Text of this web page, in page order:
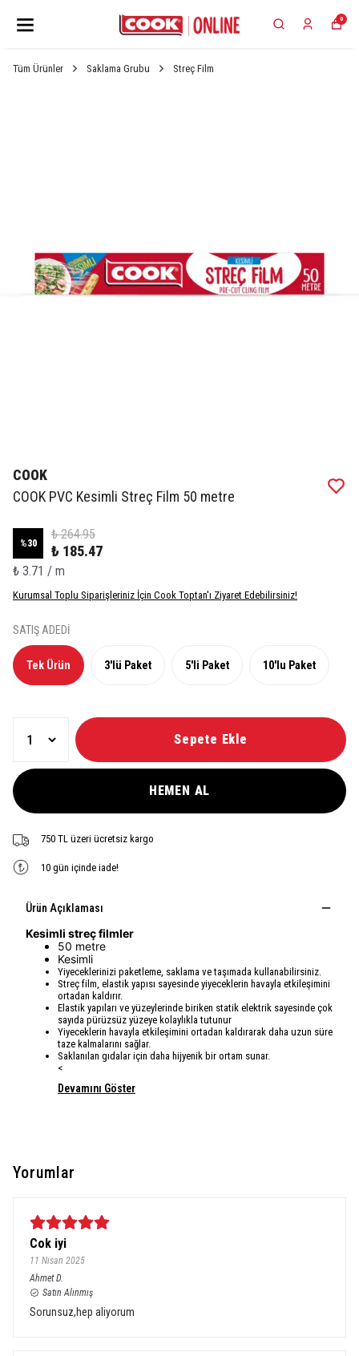
0
Tüm Ürünler Saklama Grubu Streç Film
COOK
COOK PVC Kesimli Streç Film 50 metre
%30
₺ 264.95
₺ 185.47
₺ 3.71 / m
Kurumsal Toplu Siparişleriniz İçin Cook Toptan'ı Ziyaret Edebilirsiniz!
SATIŞ ADEDİ
Tek Ürün 3'lü Paket 5'li Paket 10'lu Paket
Sepete Ekle
HEMEN AL
750 TL üzeri ücretsiz kargo
10 gün içinde iade!
Ürün Açıklaması
Kesimli streç filmler
50 metre
Kesimli
Yiyeceklerinizi paketleme, saklama ve taşımada kullanabilirsiniz.
Streç film, elastik yapısı sayesinde yiyeceklerin havayla etkileşimini
ortadan kaldırır.
Elastik yapıları ve yüzeylerinde biriken statik elektrik sayesinde çok
sayıda pürüzsüz yüzeye kolaylıkla tutunur
Yiyeceklerin havayla etkileşimini ortadan kaldırarak daha uzun süre
taze kalmalarını sağlar.
Saklanılan gıdalar için daha hijyenik bir ortam sunar.
<
Devamını Göster
Yorumlar
Cok iyi
11 Nisan 2025
Ahmet D.
Satın Alınmış
Sorunsuz,hep aliyorum